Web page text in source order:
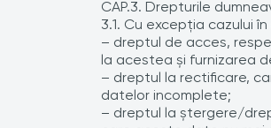
CAP.3. Drepturile
3.1. Cu excepţia cazului
– dreptul de acces,
la acestea şi furnizarea
– dreptul la rectificare,
datelor incomplete;
– dreptul la ştergere/